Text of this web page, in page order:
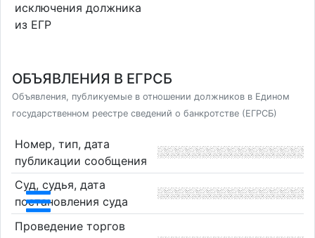
исключения должника
из ЕГР
ОБЪЯВЛЕНИЯ В ЕГРСБ
Объявления, публикуемые в отношении должников в Едином
государственном реестре сведений о банкротстве (ЕГРСБ)
Номер, тип, дата
публикации сообщения
Суд, судья, дата
постановления суда
Проведение торгов